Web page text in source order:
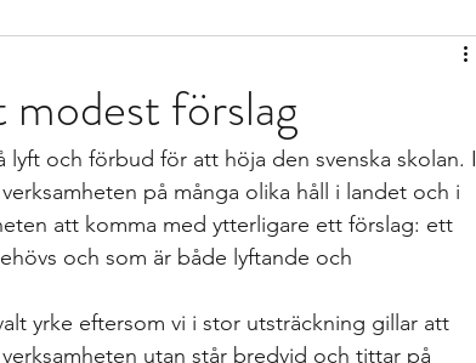
Growth mindset Inkludering
Nationella prov Ledarskap
och kategoriskt perspe Stödinsatser
förslag
och förbud för att höja den svenska skolan. I
på många olika håll i landet och i
att komma med ytterligare ett förslag: ett
och som är både lyftande och
yrke eftersom vi i stor utsträckning gillar att
utan står bredvid och tittar på